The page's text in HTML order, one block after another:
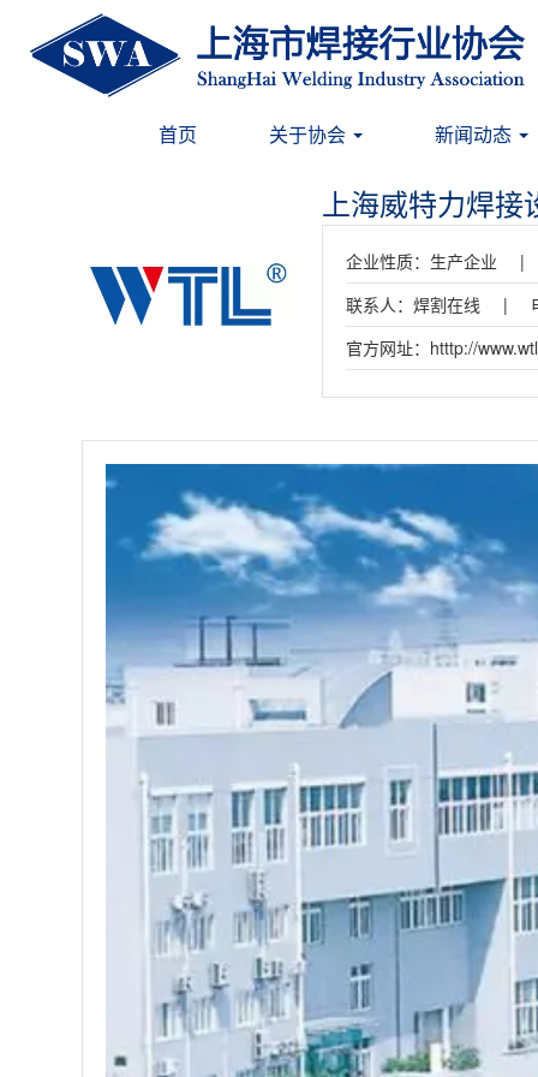
首页 关于协会 新闻动态
上海威特力焊
企业性质： 生产企业
|
联系人： 焊割在线 |
官方网址： htttp://